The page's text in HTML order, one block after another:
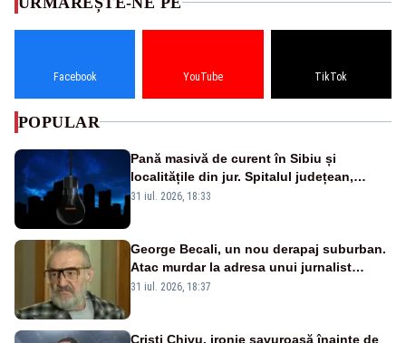
Facebook YouTube TikTok
POPULAR
Pană masivă de curent în Sibiu și
localitățile din jur. Spitalul județean,
semafoarele, rețelele de telefonie, grav
31 iul. 2026, 18:33
George Becali, un nou derapaj suburban.
Atac murdar la adresa unui jurnalist
sportiv – AUDIO
31 iul. 2026, 18:37
Cristi Chivu, ironie savuroasă înainte de